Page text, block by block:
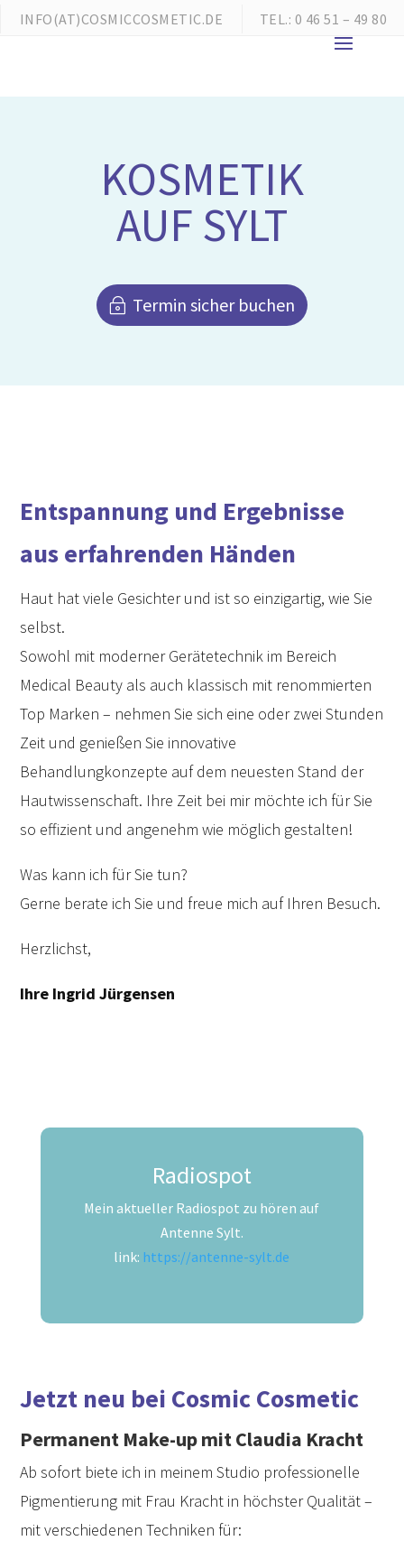
INFO(AT)COSMICCOSMETIC.DE TEL.: 0 46 51 – 49 80
KOSMETIK
AUF SYLT
Termin sicher buchen
Entspannung und Ergebnisse
aus erfahrenden Händen
Haut hat viele Gesichter und ist so einzigartig, wie Sie
selbst.
Sowohl mit moderner Gerätetechnik im Bereich
Medical Beauty als auch klassisch mit renommierten
Top Marken – nehmen Sie sich eine oder zwei Stunden
Zeit und genießen Sie innovative
Behandlungkonzepte auf dem neuesten Stand der
Hautwissenschaft. Ihre Zeit bei mir möchte ich für Sie
so effizient und angenehm wie möglich gestalten!
Was kann ich für Sie tun?
Gerne berate ich Sie und freue mich auf Ihren Besuch.
Herzlichst,
Ihre Ingrid Jürgensen
Radiospot
Mein aktueller Radiospot zu hören auf
Antenne Sylt.
link: https://antenne-sylt.de
Jetzt neu bei Cosmic Cosmetic
Permanent Make-up mit Claudia Kracht
Ab sofort biete ich in meinem Studio professionelle
Pigmentierung mit Frau Kracht in höchster Qualität –
mit verschiedenen Techniken für: